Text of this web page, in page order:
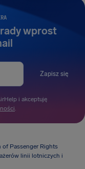
wprost
Zapisz się
i akceptuję
.
of Passenger Rights
linii lotniczych i